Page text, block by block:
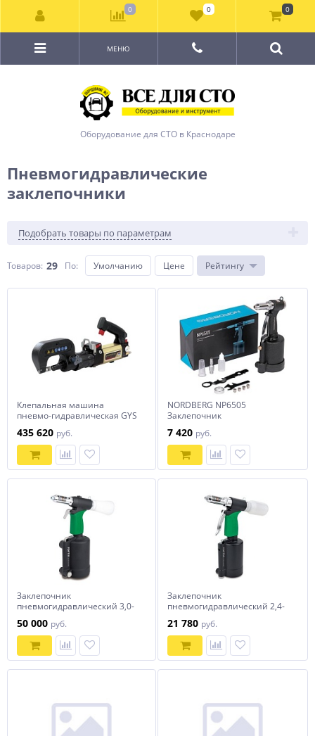
Оборудование для СТО в Краснодаре
МЕНЮ
Пневмогидравлические
заклепочники
Подобрать товары по параметрам
Товаров: 29 По: Умолчанию Цене Рейтингу
Клепальная машина
пневмо-гидравлическая GYS
усилие 10тонн 063853
435 620 руб.
NORDBERG NP6505
Заклепочник
вытяжных заклепок 2,4 - 6,4
мм
7 420 руб.
Заклепочник
пневмогидравлический 3,0-
50 000 руб.
Заклепочник
пневмогидравлический 2,4-
21 780 руб.
0 0 0